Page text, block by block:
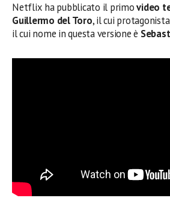
Netflix ha pubblicato il primovideo
Guillermo del Toro, il cui
il cui nome in questa versione è